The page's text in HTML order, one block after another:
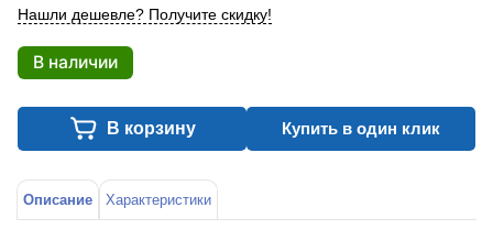
Нашли дешевле? Получите скидку!
В наличии
В корзину Купить в один клик
Описание Характеристики